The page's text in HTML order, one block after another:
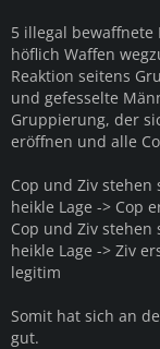
5 illegal
höflich Waffen
Reaktion seitens
und gefesselte
Gruppierung, der
eröffnen und alle
Cop und Ziv
heikle Lage -> Cop
Cop und Ziv
heikle Lage -> Ziv
legitim
Somit hat sich an
gut.